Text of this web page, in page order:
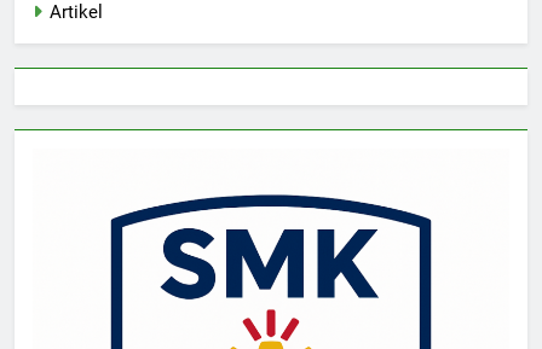
Artikel